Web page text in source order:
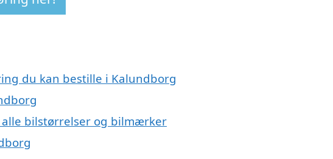
du kan bestille i Kalundborg
bilstørrelser og bilmærker